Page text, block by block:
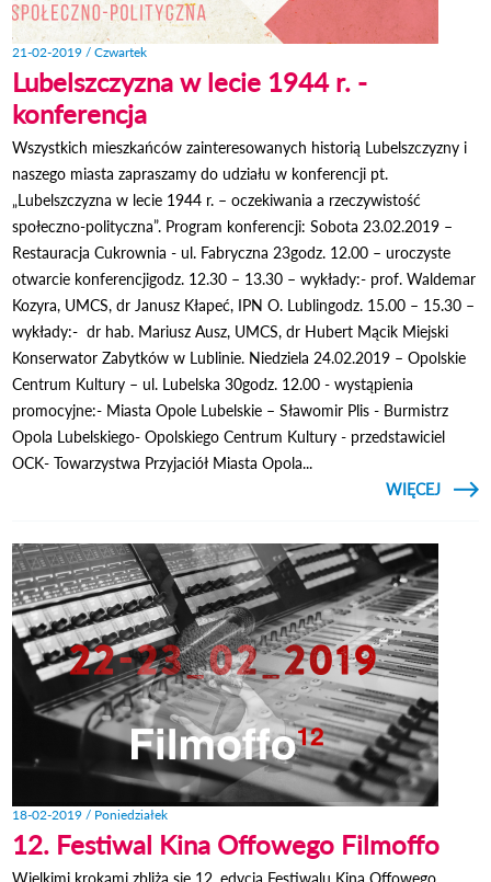
21-02-2019 / Czwartek
Lubelszczyzna w lecie 1944 r. -
konferencja
Wszystkich mieszkańców zainteresowanych historią Lubelszczyzny i
naszego miasta zapraszamy do udziału w konferencji pt.
„Lubelszczyzna w lecie 1944 r. – oczekiwania a rzeczywistość
społeczno-polityczna”. Program konferencji: Sobota 23.02.2019 –
Restauracja Cukrownia - ul. Fabryczna 23godz. 12.00 – uroczyste
otwarcie konferencjigodz. 12.30 – 13.30 – wykłady:- prof. Waldemar
Kozyra, UMCS, dr Janusz Kłapeć, IPN O. Lublingodz. 15.00 – 15.30 –
wykłady:- dr hab. Mariusz Ausz, UMCS, dr Hubert Mącik Miejski
Konserwator Zabytków w Lublinie. Niedziela 24.02.2019 – Opolskie
Centrum Kultury – ul. Lubelska 30godz. 12.00 - wystąpienia
promocyjne:- Miasta Opole Lubelskie – Sławomir Plis - Burmistrz
Opola Lubelskiego- Opolskiego Centrum Kultury - przedstawiciel
OCK- Towarzystwa Przyjaciół Miasta Opola...
CZYTAJ
WIĘCEJ
18-02-2019 / Poniedziałek
12. Festiwal Kina Offowego Filmoffo
Wielkimi krokami zbliża się 12. edycja Festiwalu Kina Offowego